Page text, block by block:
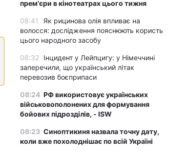
прем'єри в кінотеатрах цього тижня
08:41
Як рицинова олія впливає на
волосся: дослідження пояснюють користь
цього народного засобу
08:32
Інцидент у Лейпцигу: у Німеччині
заперечили, що український літак
перевозив боєприпаси
08:24 РФ використовує українських
військовополонених для формування
бойових підрозділів, - ISW
08:23 Синоптикиня назвала точну дату,
коли вже похолоднішає по всій Україні